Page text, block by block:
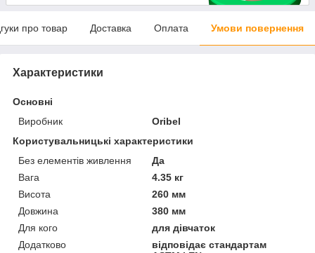
про товар Доставка Оплата Умови повернення
Характеристики
Основні
Виробник
Oribel
Користувальницькі характеристики
Без елементів живлення
Да
Вага
4.35 кг
Висота
260 мм
Довжина
380 мм
Для кого
для дівчаток
Додатково
відповідає стандартам